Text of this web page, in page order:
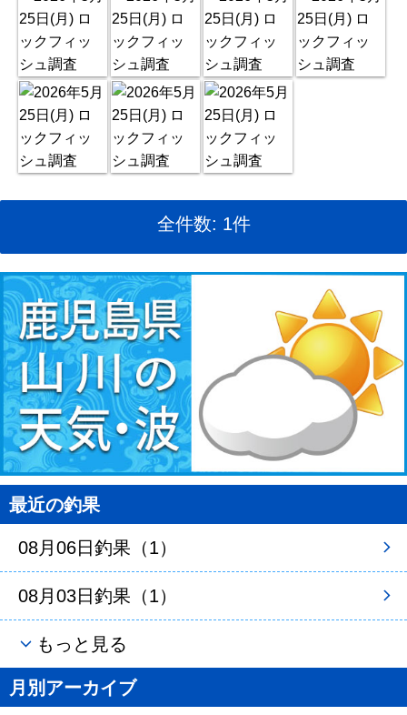
全件数: 1件
最近の釣果
08月06日釣果（1）
08月03日釣果（1）
もっと見る
月別アーカイブ